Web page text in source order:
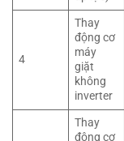
4
Thay
động cơ
máy
giặt
không
inverter
Thay
động cơ